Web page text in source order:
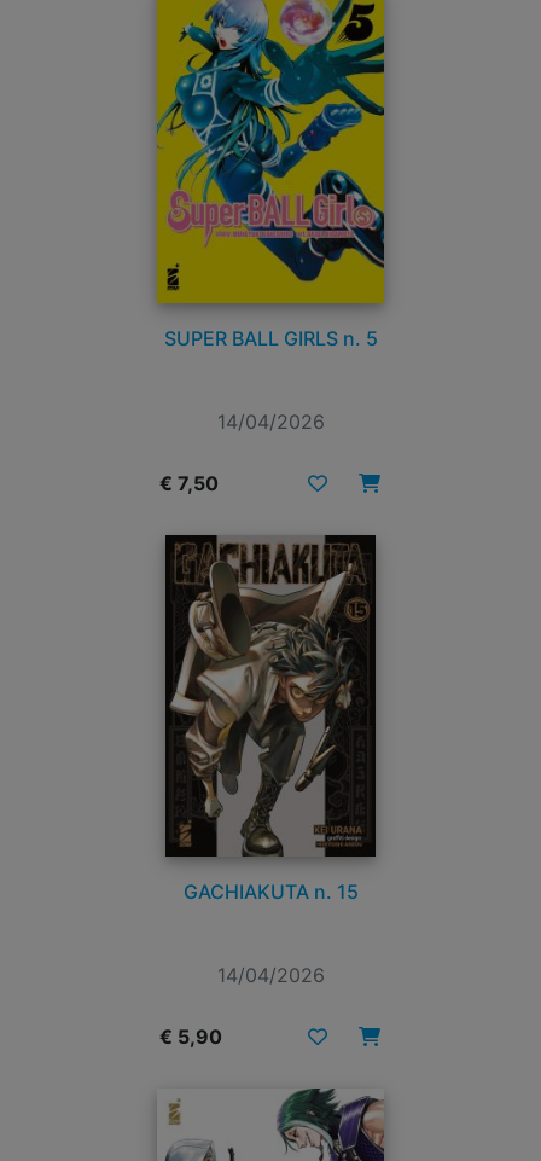
SUPER BALL GIRLS n. 5
14/04/2026
€ 7,50
GACHIAKUTA n. 15
14/04/2026
€ 5,90